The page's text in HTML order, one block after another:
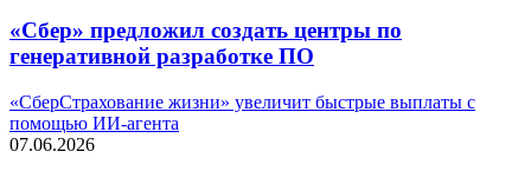
«Сбер» предложил создать центры по
генеративной разработке ПО
«СберСтрахование жизни» увеличит быстрые выплаты с
помощью ИИ-агента
07.06.2026